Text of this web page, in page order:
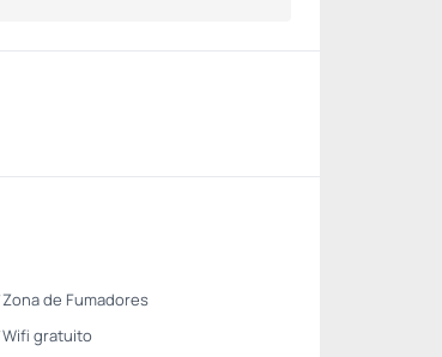
Zona de Fumadores
Wifi gratuito